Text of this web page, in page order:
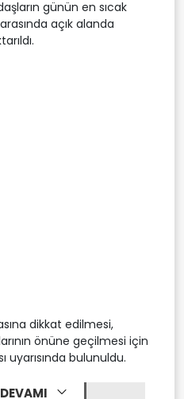
günün en sıcak
açık alanda
dikkat edilmesi,
önüne geçilmesi için
uyarısında bulunuldu.